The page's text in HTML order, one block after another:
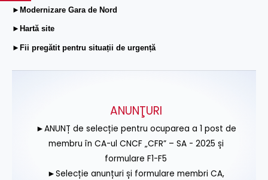
►Modernizare Gara de Nord
►Hartă site
►Fii pregătit pentru situații de urgență
ANUNŢURI
►ANUNȚ de selecție pentru ocuparea a 1 post de
membru în CA-ul CNCF „CFR” – SA - 2025 și
formulare F1-F5
►Selecție anunțuri și formulare membri CA,